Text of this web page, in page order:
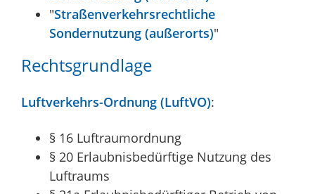
"Straßenverkehrsrechtliche
Sondernutzung (außerorts)"
Rechtsgrundlage
Luftverkehrs-Ordnung (LuftVO):
§ 16 Luftraumordnung
§ 20 Erlaubnisbedürftige Nutzung des
Luftraums